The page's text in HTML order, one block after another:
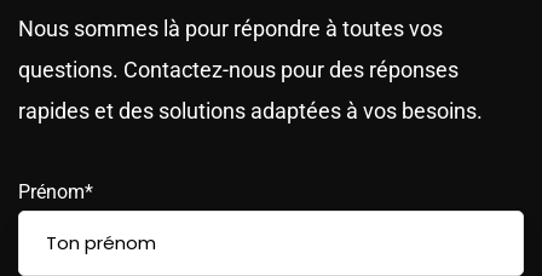
Nous sommes là pour répondre à toutes vos
questions. Contactez-nous pour des réponses
rapides et des solutions adaptées à vos besoins.
Prénom*